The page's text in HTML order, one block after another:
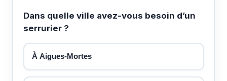
Dans quelle ville avez-vous besoin d’un
serrurier ?
À Aigues-Mortes